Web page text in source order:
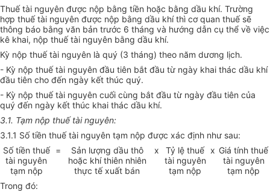
Thuế tài nguyên được nộp bằng tiền hoặc bằng dầu khí. Trường
hợp thuế tài nguyên được nộp bằng dầu khí thì cơ quan thuế sẽ
thông báo bằng văn bản trước 6 tháng và hướng dẫn cụ thể về việc
kê khai, nộp thuế tài nguyên bằng dầu khí.
Kỳ nộp thuế tài nguyên là quý (3 tháng) theo năm dương lịch.
- Kỳ nộp thuế tài nguyên đầu tiên bắt đầu từ ngày khai thác dầu khí
đầu tiên cho đến ngày kết thúc quý.
- Kỳ nộp thuế tài nguyên cuối cùng bắt đầu từ ngày đầu tiên của
quý đến ngày kết thúc khai thác dầu khí.
3.1. Tạm nộp thuế tài nguyên:
3.1.1 Số tiền thuế tài nguyên tạm nộp được xác định như sau:
Số tiền thuế
tài nguyên
tạm nộp
=
Sản lượng dầu thô
hoặc khí thiên nhiên
thực tế xuất bán
x
Tỷ lệ thuế
tài nguyên
tạm nộp
x Giá tính thuế
tài nguyên
tạm nộp
Trong đó: